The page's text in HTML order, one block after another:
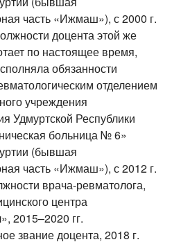
часть «Ижмаш»), с 2000 г.
доцента этой же
по настоящее время,
обязанности
отделением
учреждения
Удмуртской Республики
больница № 6»
(бывшая
часть «Ижмаш»), с 2012 г.
врача-ревматолога,
центра
, 2015–2020 гг.
звание доцента, 2018 г.